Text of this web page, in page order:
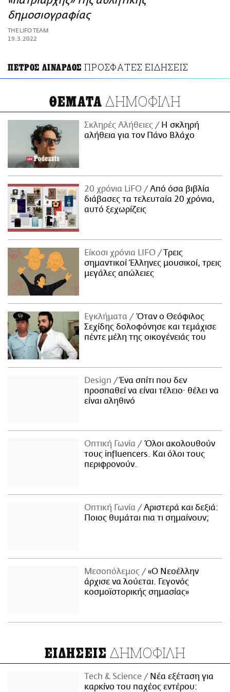
ΑΜΠΑ
PRINT
δημοσιογραφίας
THE LIFO TEAM
19.3.2022
ΠΕΤΡΟΣ ΛΙΝΑΡΔΟΣ ΠΡΟΣΦΑΤΕΣ ΕΙΔΗΣΕΙΣ
ΘΕΜΑΤΑ ΔΗΜΟΦΙΛΗ
Σκληρές Αλήθειες
H σκληρή
αλήθεια για τον Πάνο Βλάχο
20 χρόνια LiFO
Από όσα βιβλία
διάβασες τα τελευταία 20 χρόνια,
αυτό ξεχωρίζεις
Είκοσι χρόνια LIFO
Tρεις
σημαντικοί Έλληνες μουσικοί, τρεις
μεγάλες απώλειες
Εγκλήματα
Όταν ο Θεόφιλος
Σεχίδης δολοφόνησε και τεμάχισε
πέντε μέλη της οικογένειάς του
Design
Ένα σπίτι που δεν
προσπαθεί να είναι τέλειο· θέλει να
είναι αληθινό
Οπτική Γωνία
Όλοι ακολουθούν
τους influencers. Και όλοι τους
περιφρονούν.
Οπτική Γωνία
Αριστερά και δεξιά:
Ποιος θυμάται πια τι σημαίνουν;
Μεσοπόλεμος
«Ο Νεοέλλην
άρχισε να λούεται. Γεγονός
κοσμοϊστορικής σημασίας»
ΕΙΔΗΣΕΙΣ ΔΗΜΟΦΙΛΗ
Τech & Science
Νέα εξέταση για
καρκίνο του παχέος εντέρου: